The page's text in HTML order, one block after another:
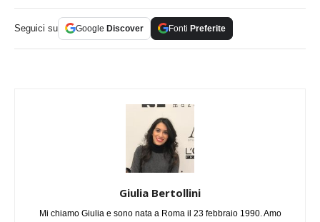
Seguici su Google Discover Fonti Preferite
Giulia Bertollini
Mi chiamo Giulia e sono nata a Roma il 23 febbraio 1990. Amo